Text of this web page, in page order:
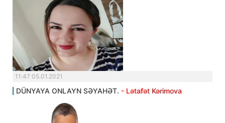
11:47 05.01.2021
DÜNYAYA ONLAYN SƏYAHƏT. - Lətafət Kərimova